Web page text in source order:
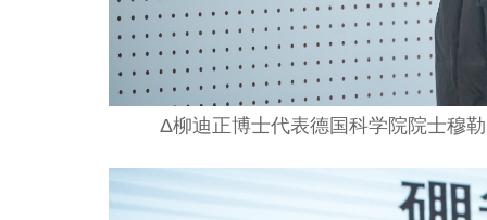
Δ柳迪正博士代表德国科学院院士穆